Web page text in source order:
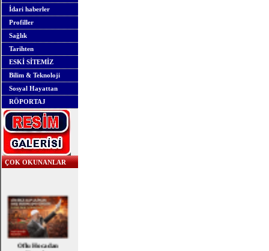
İdari haberler
Profiller
Sağlık
Tarihten
ESKİ SİTEMİZ
Bilim & Teknoloji
Sosyal Hayattan
RÖPORTAJ
ÇOK OKUNANLAR
Oflu Hocadan
Uyarılar